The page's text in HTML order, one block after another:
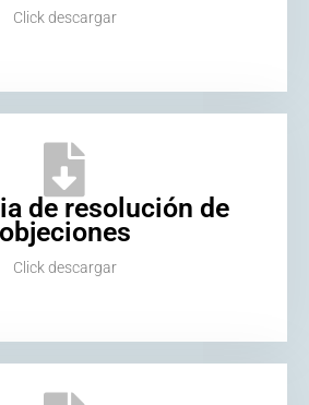
Click descargar
de resolución de
objeciones
Click descargar